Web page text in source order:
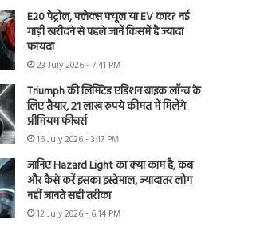
E20 पेट्रोल, फ्लेक्स फ्यूल या EV कार? नई
गाड़ी खरीदने से पहले जानें किसमें है ज्यादा
फायदा
23 July 2026 - 7:41 PM
Triumph की लिमिटेड एडिशन बाइक लॉन्च के
लिए तैयार, 21 लाख रुपये कीमत में मिलेंगे
प्रीमियम फीचर्स
16 July 2026 - 3:17 PM
जानिए Hazard Light का क्या काम है, कब
और कैसे करें इसका इस्तेमाल, ज्यादातर लोग
नहीं जानते सही तरीका
12 July 2026 - 6:14 PM